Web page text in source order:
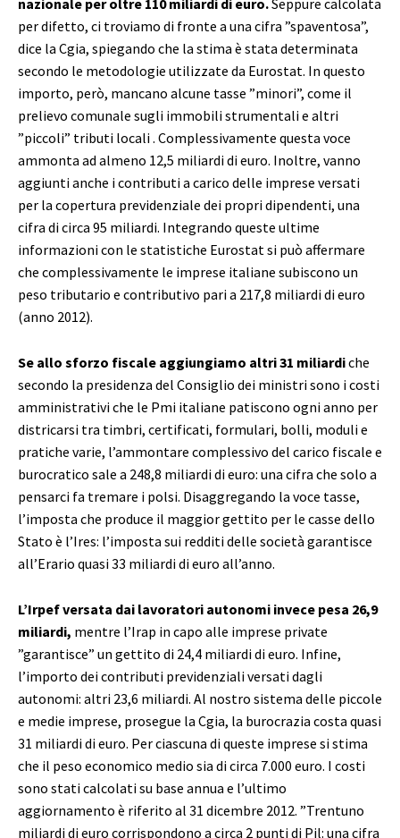
nazionale per oltre 110 miliardi di euro.Seppure calcolata
per difetto, ci troviamo di fronte a una cifra ”spaventosa”,
dice la Cgia, spiegando che la stima è stata determinata
secondo le metodologie utilizzate da Eurostat. In questo
importo, però, mancano alcune tasse ”minori”, come il
prelievo comunale sugli immobili strumentali e altri
”piccoli” tributi locali . Complessivamente questa voce
ammonta ad almeno 12,5 miliardi di euro. Inoltre, vanno
aggiunti anche i contributi a carico delle imprese versati
per la copertura previdenziale dei propri dipendenti, una
cifra di circa 95 miliardi. Integrando queste ultime
informazioni con le statistiche Eurostat si può affermare
che complessivamente le imprese italiane subiscono un
peso tributario e contributivo pari a 217,8 miliardi di euro
(anno 2012).
Se allo sforzo fiscale aggiungiamo altri 31 miliardiche
secondo la presidenza del Consiglio dei ministri sono i costi
amministrativi che le Pmi italiane patiscono ogni anno per
districarsi tra timbri, certificati, formulari, bolli, moduli e
pratiche varie, l’ammontare complessivo del carico fiscale e
burocratico sale a 248,8 miliardi di euro: una cifra che solo a
pensarci fa tremare i polsi. Disaggregando la voce tasse,
l’imposta che produce il maggior gettito per le casse dello
Stato è l’Ires: l’imposta sui redditi delle società garantisce
all’Erario quasi 33 miliardi di euro all’anno.
L’Irpef versata dai lavoratori autonomi invece pesa 26,9
miliardi, mentre l’Irap in capo alle imprese private
”garantisce” un gettito di 24,4 miliardi di euro. Infine,
l’importo dei contributi previdenziali versati dagli
autonomi: altri 23,6 miliardi. Al nostro sistema delle piccole
e medie imprese, prosegue la Cgia, la burocrazia costa quasi
31 miliardi di euro. Per ciascuna di queste imprese si stima
che il peso economico medio sia di circa 7.000 euro. I costi
sono stati calcolati su base annua e l’ultimo
aggiornamento è riferito al 31 dicembre 2012. ”Trentuno
miliardi di euro corrispondono a circa 2 punti di Pil: una cifra